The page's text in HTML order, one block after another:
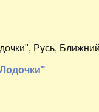
Русь,